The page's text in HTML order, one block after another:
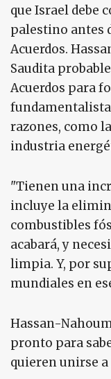
que Israel debe
palestino antes
Acuerdos.
Saudita
Acuerdos para
razones, como
industria
"Tienen una
incluye la
combustibles
acabará, y
limpia. Y, por
mundiales en
Hassan-
pronto para
quieren unirse a